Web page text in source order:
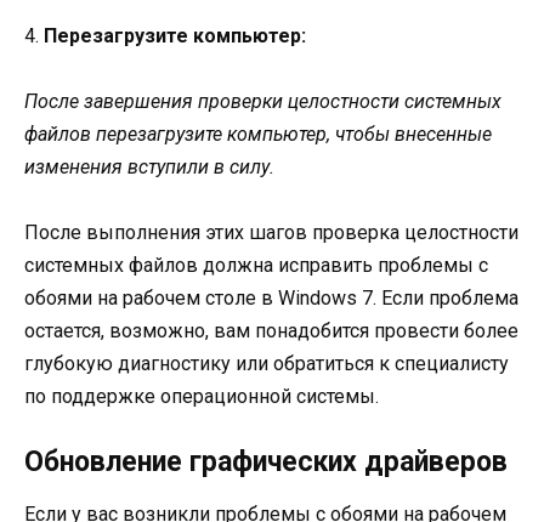
4. Перезагрузите компьютер:
После завершения проверки целостности системных
файлов перезагрузите компьютер, чтобы внесенные
изменения вступили в силу.
После выполнения этих шагов проверка целостности
системных файлов должна исправить проблемы с
обоями на рабочем столе в Windows 7. Если проблема
остается, возможно, вам понадобится провести более
глубокую диагностику или обратиться к специалисту
по поддержке операционной системы.
Обновление графических драйверов
Если у вас возникли проблемы с обоями на рабочем